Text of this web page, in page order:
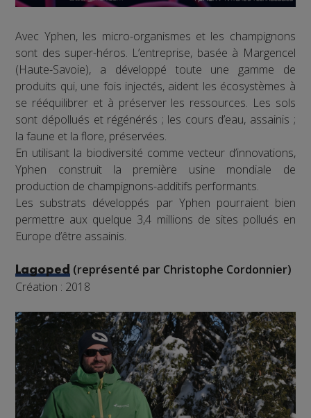
Avec Yphen, les micro-organismes et les champignons
sont des super-héros. L’entreprise, basée à Margencel
(Haute-Savoie), a développé toute une gamme de
produits qui, une fois injectés, aident les écosystèmes à
se rééquilibrer et à préserver les ressources. Les sols
sont dépollués et régénérés ; les cours d’eau, assainis ;
la faune et la flore, préservées.
En utilisant la biodiversité comme vecteur d’innovations,
Yphen construit la première usine mondiale de
production de champignons-additifs performants.
Les substrats développés par Yphen pourraient bien
permettre aux quelque 3,4 millions de sites pollués en
Europe d’être assainis.
Lagoped (représenté par Christophe Cordonnier)
Création : 2018